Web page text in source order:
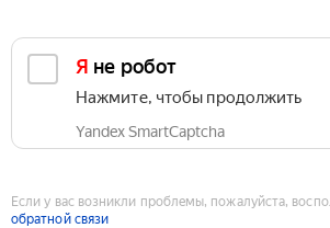
Я не робот
Нажмите, чтобы продолжить
Yandex SmartCaptcha
Если у вас возникли проблемы, пожалуйста,
обратной связи